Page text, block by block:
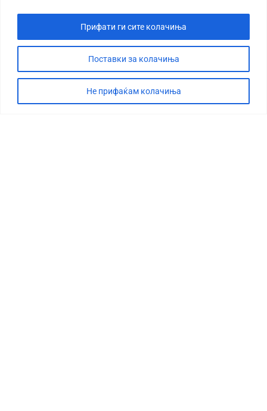
Поставки за колачиња
Не прифаќам колачиња
Прифати ги сите колачиња